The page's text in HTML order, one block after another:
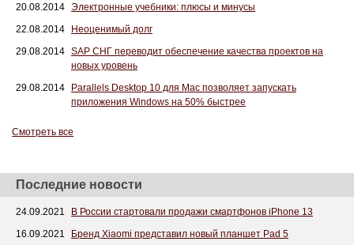
20.08.2014 Электронные учебники: плюсы и минусы
22.08.2014
Неоценимый долг
29.08.2014 SAP СНГ переводит обеспечение качества проектов на
новых уровень
29.08.2014
Parallels Desktop 10 для Mac позволяет запускать
приложения Windows на 50% быстрее
Смотреть все
Последние новости
24.09.2021
В России стартовали продажи смартфонов iPhone 13
16.09.2021
Бренд Xiaomi представил новый планшет Pad 5